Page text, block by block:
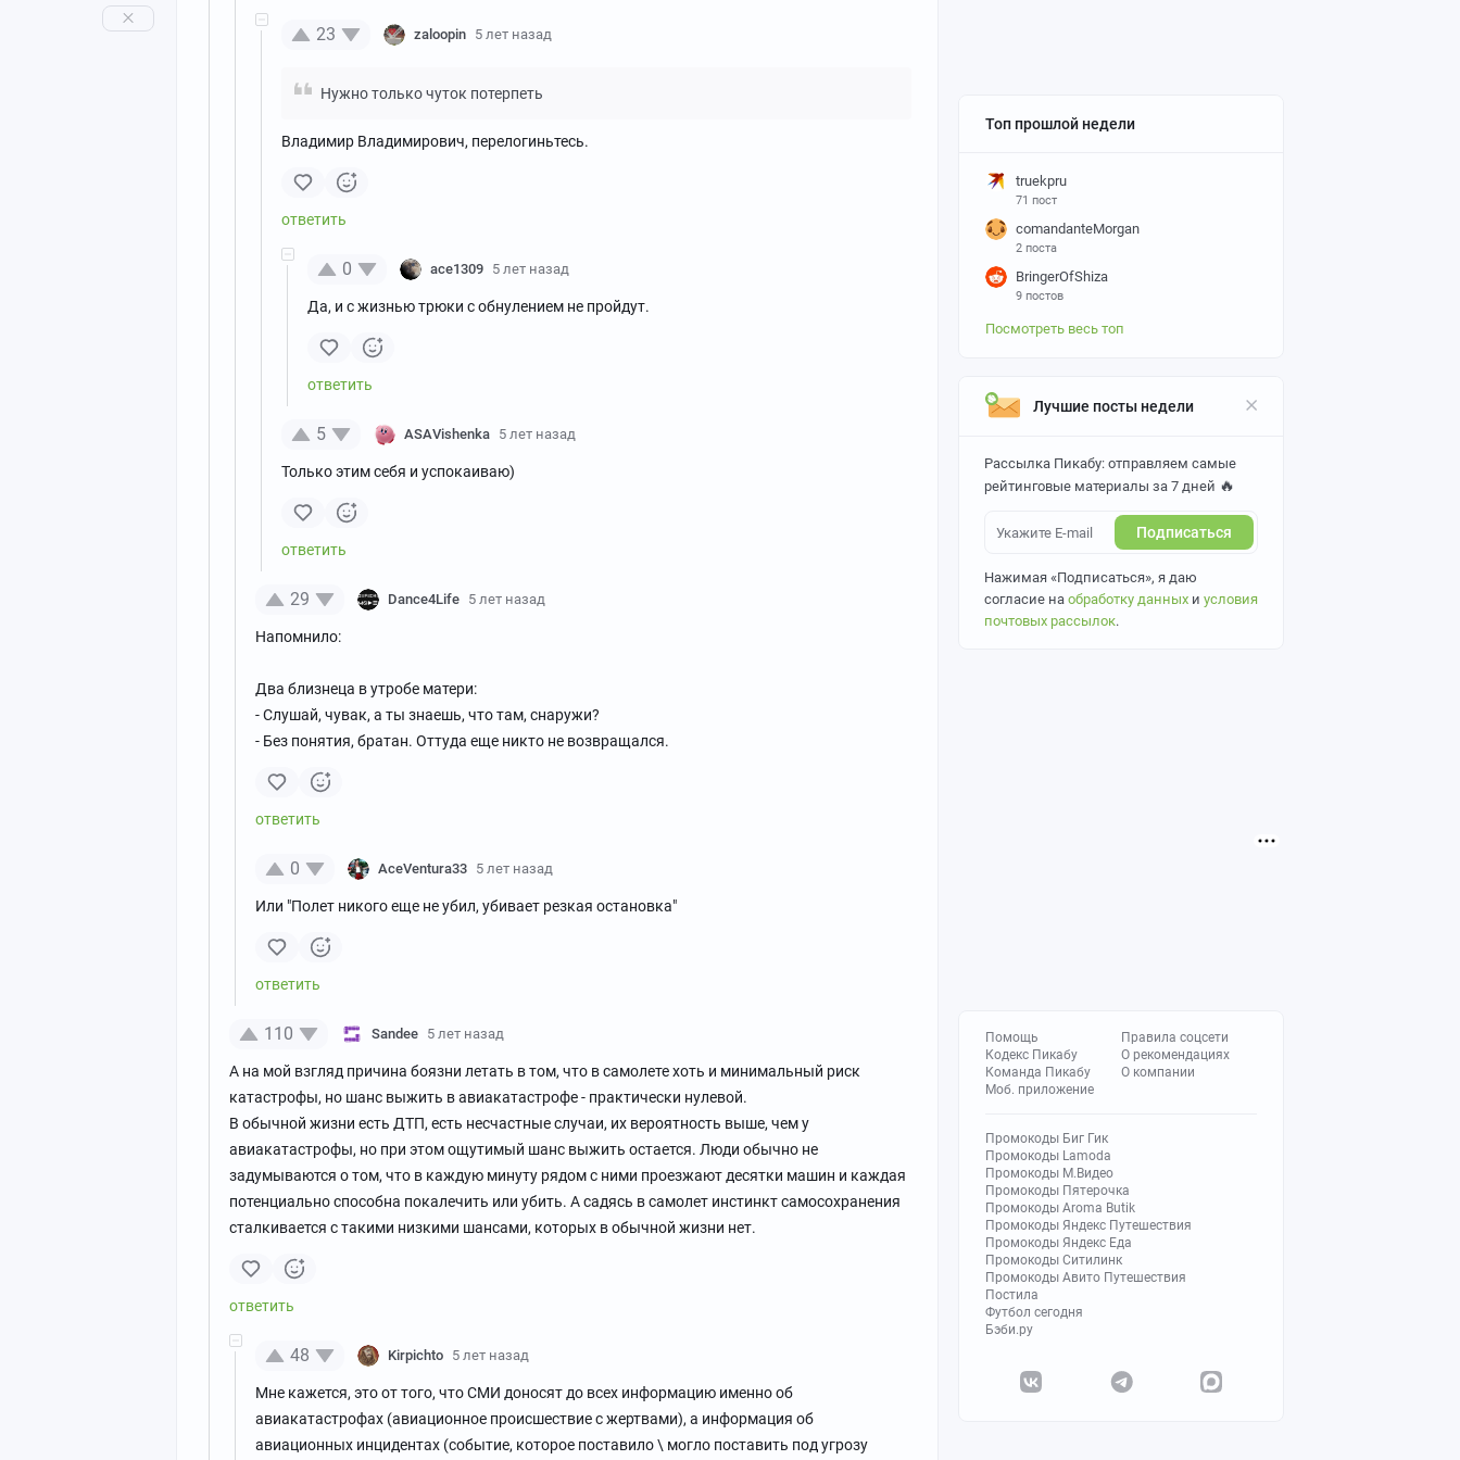
Топ прошлой недели
truekpru
71 пост
comandanteMorgan
2 поста
BringerOfShiza
9 постов
Посмотреть весь топ
Лучшие посты недели
Рассылка Пикабу: отправляем самые
рейтинговые материалы за 7 дней 🔥
Подписаться
Нажимая «Подписаться», я даю
согласие на обработку данных и условия
почтовых рассылок.
Помощь
Кодекс Пикабу
Команда Пикабу
Моб. приложение
Правила соцсети
О рекомендациях
О компании
Промокоды Биг Гик
Промокоды Lamoda
Промокоды М.Видео
Промокоды Пятерочка
Промокоды Aroma Butik
Промокоды Яндекс Путешествия
Промокоды Яндекс Еда
Промокоды Ситилинк
Промокоды Авито Путешествия
Постила
Футбол сегодня
Бэби.ру
23 zaloopin 5 лет назад
Нужно только чуток потерпеть
Владимир Владимирович, перелогиньтесь.
0 ace1309 5 лет назад
Да, и с жизнью трюки с обнулением не пройдут.
5 ASAVishenka 5 лет назад
Только этим себя и успокаиваю)
29 Dance4Life 5 лет назад
Напомнило:
Два близнеца в утробе матери:
- Слушай, чувак, а ты знаешь, что там, снаружи?
- Без понятия, братан. Оттуда еще никто не возвращался.
0 AceVentura33 5 лет назад
Или "Полет никого еще не убил, убивает резкая остановка"
110 Sandee 5 лет назад
А на мой взгляд причина боязни летать в том, что в самолете хоть и минимальный риск
катастрофы, но шанс выжить в авиакатастрофе - практически нулевой.
В обычной жизни есть ДТП, есть несчастные случаи, их вероятность выше, чем у
авиакатастрофы, но при этом ощутимый шанс выжить остается. Люди обычно не
задумываются о том, что в каждую минуту рядом с ними проезжают десятки машин и каждая
потенциально способна покалечить или убить. А садясь в самолет инстинкт самосохранения
сталкивается с такими низкими шансами, которых в обычной жизни нет.
48 Kirpichto 5 лет назад
Мне кажется, это от того, что СМИ доносят до всех информацию именно об
авиакатастрофах (авиационное происшествие с жертвами), а информация об
авиационных инцидентах (событие, которое поставило \ могло поставить под угрозу